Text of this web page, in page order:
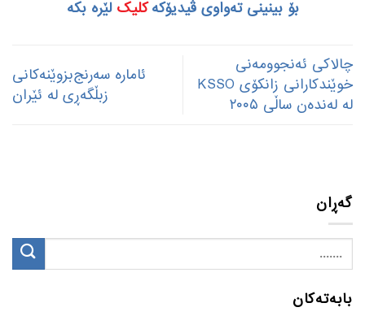
بۆ بینینی تەواوی ڤیدیۆکەکلیک لێرە بکە
چالاکی ئەنجوومەنی
خوێندکارانی زانکۆی KSSO
لە لەندەن ساڵی ۲۰۰۵
ئاماره سەرنج‌بزوێنەکانی
زبڵگەڕی له ئێران
گەڕان
بابەتەکان